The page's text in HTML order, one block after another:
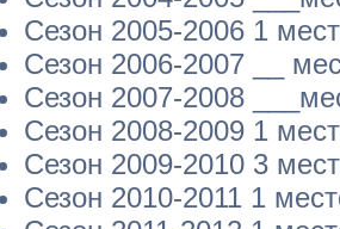
Сезон 2005-2006 1
Сезон 2006-2007 __
Сезон 2007-2008
Сезон 2008-2009 1
Сезон 2009-2010 3
Сезон 2010-2011 1